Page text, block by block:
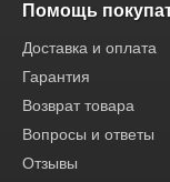
Помощь
Доставка и оплата
Гарантия
Возврат товара
Вопросы и ответы
Отзывы